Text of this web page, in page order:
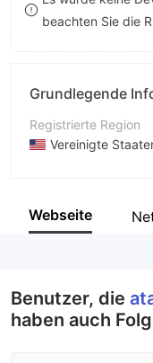
9beachten Sie die
Grundlegende
Registrierte Region
Vereinigte
Unternehmen
Webseite
Benutzer, die
haben auch